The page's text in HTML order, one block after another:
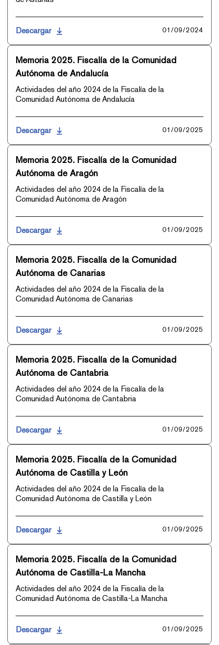
Descargar 01/09/2024
Memoria 2025. Fiscalía de la Comunidad
Autónoma de Andalucía
Actividades del año 2024 de la Fiscalía de la
Comunidad Autónoma de Andalucía
Descargar 01/09/2025
Memoria 2025. Fiscalía de la Comunidad
Autónoma de Aragón
Actividades del año 2024 de la Fiscalía de la
Comunidad Autónoma de Aragón
Descargar 01/09/2025
Memoria 2025. Fiscalía de la Comunidad
Autónoma de Canarias
Actividades del año 2024 de la Fiscalía de la
Comunidad Autónoma de Canarias
Descargar 01/09/2025
Memoria 2025. Fiscalía de la Comunidad
Autónoma de Cantabria
Actividades del año 2024 de la Fiscalía de la
Comunidad Autónoma de Cantabria
Descargar 01/09/2025
Memoria 2025. Fiscalía de la Comunidad
Autónoma de Castilla y León
Actividades del año 2024 de la Fiscalía de la
Comunidad Autónoma de Castilla y León
Descargar 01/09/2025
Memoria 2025. Fiscalía de la Comunidad
Autónoma de Castilla-La Mancha
Actividades del año 2024 de la Fiscalía de la
Comunidad Autónoma de Castilla-La Mancha
Descargar 01/09/2025